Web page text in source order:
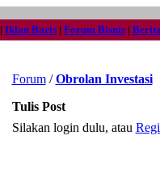
| Iklan Baris | Forum Bisnis |
Forum/Obrolan Investasi
Tulis Post
Silakan login dulu, atau